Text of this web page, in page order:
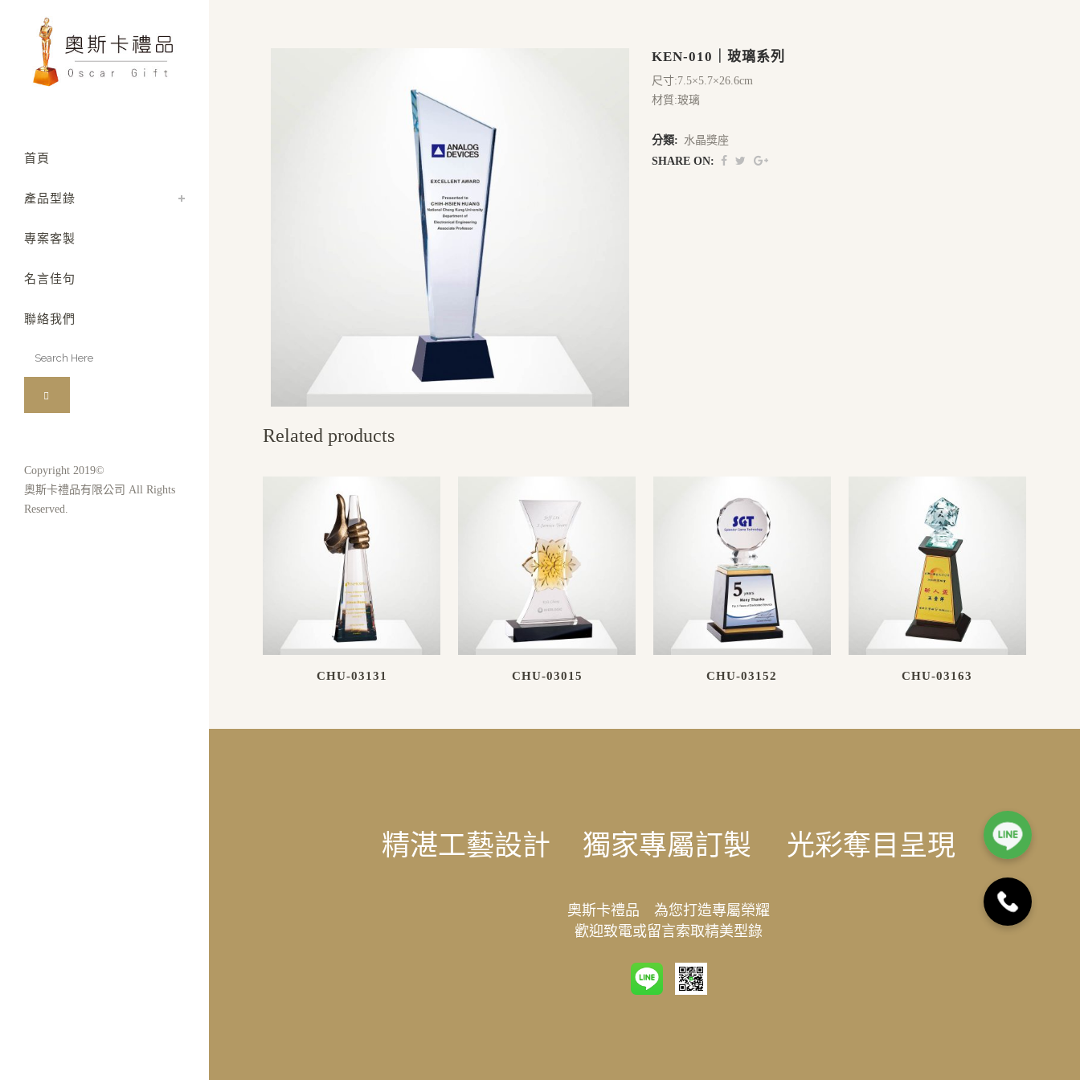
首頁
產品型錄
專案客製
名言佳句
聯絡我們
Copyright 2019©
奧斯卡禮品有限公司 All Rights
Reserved.
KEN-010｜玻璃系列
尺寸:7.5×5.7×26.6cm
材質:玻璃
分類: 水晶獎座
SHARE ON:
Related products
CHU-03131 CHU-03015 CHU-03152 CHU-03163
精湛工藝設計 獨家專屬訂製 光彩奪目呈現
奧斯卡禮品 為您打造專屬榮耀
歡迎致電或留言索取精美型錄